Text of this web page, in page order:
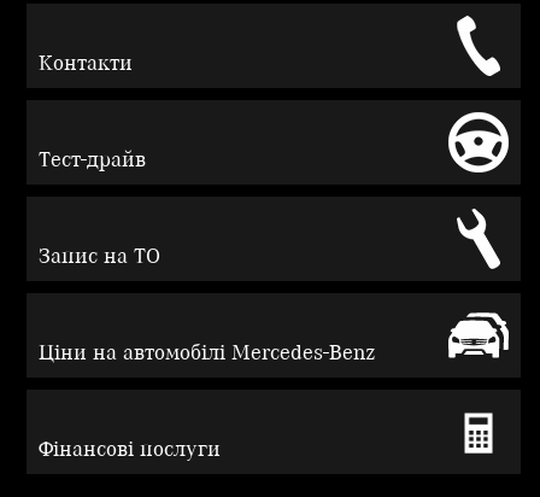
Контакти
Тест-драйв
Запис на ТО
Ціни на автомобілі Mercedes-Benz
Фінансові послуги